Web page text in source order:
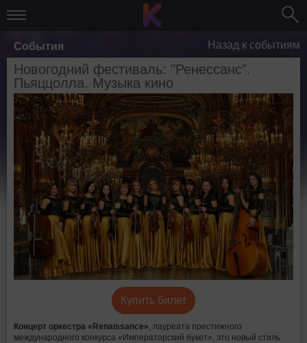
События Назад к событиям
Новогодний фестиваль: "Ренессанс".
Пьяццолла. Музыка кино
Купить билет
Концерт оркестра «Renaissance», лауреата престижного
международного конкурса «Императорский букет», это новый стиль